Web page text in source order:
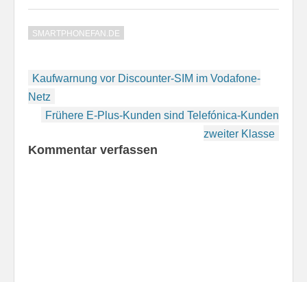
SMARTPHONEFAN.DE
Beitragsnavigation
Kaufwarnung vor Discounter-SIM im Vodafone-
Netz
Frühere E-Plus-Kunden sind Telefónica-Kunden
zweiter Klasse
Kommentar verfassen